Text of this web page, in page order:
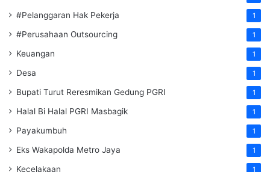
#Pelanggaran Hak Pekerja 1
#Perusahaan Outsourcing 1
Keuangan 1
Desa 1
Bupati Turut Reresmikan Gedung PGRI 1
Halal Bi Halal PGRI Masbagik 1
Payakumbuh 1
Eks Wakapolda Metro Jaya 1
Kecelakaan 1